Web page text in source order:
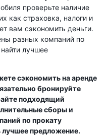
проверьте наличие
как страховка, налоги и
вам сэкономить деньги.
разных компаний по
лучшее
сэкономить на аренде
бронируйте
подходящий
сборы и
по прокату
предложение.